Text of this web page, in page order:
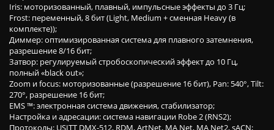
Iris: моторизованный, плавный, импульсные эффекты до 3 Гц;
Frost: переменный, 8 бит (Light, Medium + сменная Heavy (в
комплекте));
Диммер: оптимизированная система для плавного затемнения,
разрешение 8/16 бит;
Затвор: регулируемый стробоскопический эффект до 10 Гц,
полный «black out»;
Zoom и focus: моторизованные (разрешение 16 бит), Pan: 540°, Tilt:
270°, разрешение 16 бит;
EMS ™: электронная система движения, стабилизатор;
Настройка и адресации: система навигации Robe 2 (RNS2);
Протоколы: USITT DMX-512, RDM, ArtNet, MA Net, MA Net2, sACN;